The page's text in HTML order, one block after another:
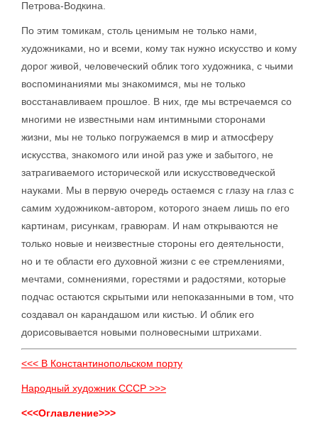
Петрова-Водкина.
По этим томикам, столь ценимым не только нами,
художниками, но и всеми, кому так нужно искусство и кому
дорог живой, человеческий облик того художника, с чьими
воспоминаниями мы знакомимся, мы не только
восстанавливаем прошлое. В них, где мы встречаемся со
многими не известными нам интимными сторонами
жизни, мы не только погружаемся в мир и атмосферу
искусства, знакомого или иной раз уже и забытого, не
затрагиваемого исторической или искусствоведческой
науками. Мы в первую очередь остаемся с глазу на глаз с
самим художником-автором, которого знаем лишь по его
картинам, рисункам, гравюрам. И нам открываются не
только новые и неизвестные стороны его деятельности,
но и те области его духовной жизни с ее стремлениями,
мечтами, сомнениями, горестями и радостями, которые
подчас остаются скрытыми или непоказанными в том, что
создавал он карандашом или кистью. И облик его
дорисовывается новыми полновесными штрихами.
<<< В Константинопольском порту
Народный художник СССР >>>
<<<Оглавление>>>